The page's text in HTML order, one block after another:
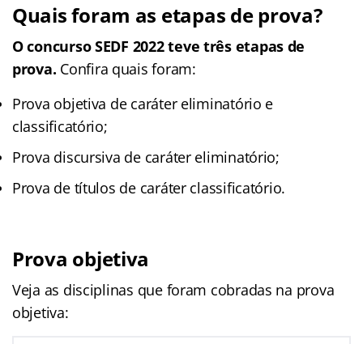
Quais foram as etapas de prova?
O concurso SEDF 2022 teve três etapas de
prova. Confira quais foram:
Prova objetiva de caráter eliminatório e
classificatório;
Prova discursiva de caráter eliminatório;
Prova de títulos de caráter classificatório.
Prova objetiva
Veja as disciplinas que foram cobradas na prova
objetiva: